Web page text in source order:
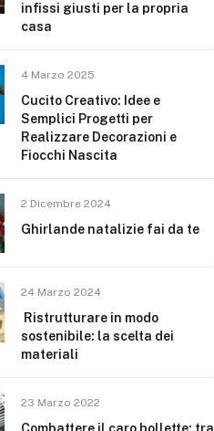
infissi giusti per la propria
casa
4 Marzo 2025
Cucito Creativo: Idee e
Semplici Progetti per
Realizzare Decorazioni e
Fiocchi Nascita
2 Dicembre 2024
Ghirlande natalizie fai da te
24 Marzo 2024
Ristrutturare in modo
sostenibile: la scelta dei
materiali
23 Marzo 2022